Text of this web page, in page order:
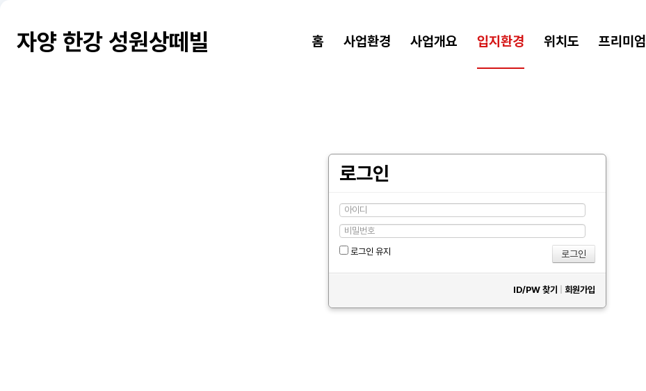
자양 한강 성원상떼빌 홈 사업환경 사업개요 입지환경 위치도 프리미엄
로그인
로그인 유지
ID/PW 찾기 회원가입